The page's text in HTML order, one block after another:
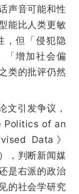
声音可能和性
能比人类更敏
，但「侵犯隐
「增加社会偏
类的批评仍然
文引发争议，
Politics of an
Data》
，判断新闻媒
是右派的政治
的社会学研究